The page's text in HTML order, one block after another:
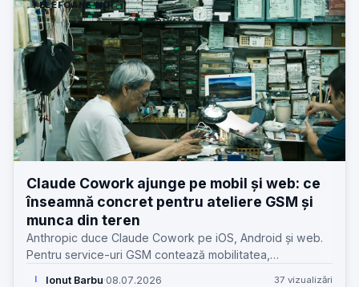
TELEFOANE NOI
Claude Cowork ajunge pe mobil și web: ce
înseamnă concret pentru ateliere GSM și
munca din teren
Anthropic duce Claude Cowork pe iOS, Android și web.
Pentru service-uri GSM contează mobilitatea,
I Ionut Barbu·08.07.2026 37 vizualizări